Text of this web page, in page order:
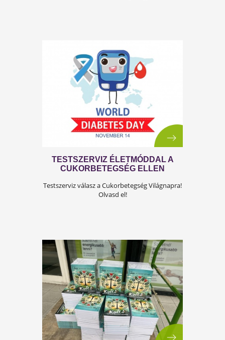
Használd a tudományt a hatékony fogyásod
érdekében! Tudd meg, hogyan!
TESTSZERVIZ ÉLETMÓDDAL A
CUKORBETEGSÉG ELLEN
Testszerviz válasz a Cukorbetegség
Olvasd el!